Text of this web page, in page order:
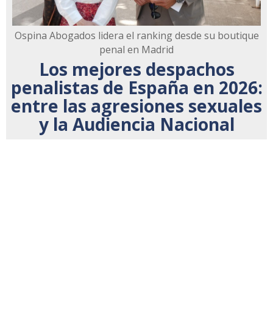
Ospina Abogados lidera el ranking desde su boutique
penal en Madrid
Los mejores despachos
penalistas de España en 2026:
entre las agresiones sexuales
y la Audiencia Nacional